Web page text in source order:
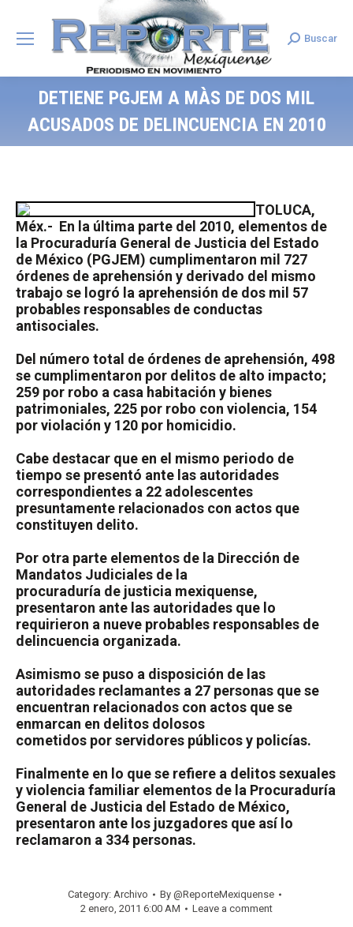
Search:
Buscar
DETIENE PGJEM A MÀS DE DOS MIL
ACUSADOS DE DELINCUENCIA EN 2010
TOLUCA,
Méx.- En la última parte del 2010, elementos de
la Procuraduría General de Justicia del Estado
de México (PGJEM) cumplimentaron mil 727
órdenes de aprehensión y derivado del mismo
trabajo se logró la aprehensión de dos mil 57
probables responsables de conductas
antisociales.
Del número total de órdenes de aprehensión, 498
se cumplimentaron por delitos de alto impacto;
259 por robo a casa habitación y bienes
patrimoniales, 225 por robo con violencia, 154
por violación y 120 por homicidio.
Cabe destacar que en el mismo periodo de
tiempo se presentó ante las autoridades
correspondientes a 22 adolescentes
presuntamente relacionados con actos que
constituyen delito.
Por otra parte elementos de la Dirección de
Mandatos Judiciales de la
procuraduría de justicia mexiquense,
presentaron ante las autoridades que lo
requirieron a nueve probables responsables de
delincuencia organizada.
Asimismo se puso a disposición de las
autoridades reclamantes a 27 personas que se
encuentran relacionados con actos que se
enmarcan en delitos dolosos
cometidos por servidores públicos y policías.
Finalmente en lo que se refiere a delitos sexuales
y violencia familiar elementos de la Procuraduría
General de Justicia del Estado de México,
presentaron ante los juzgadores que así lo
reclamaron a 334 personas.
Category: Archivo By @ReporteMexiquense
2 enero, 2011 6:00 AM
Leave a comment